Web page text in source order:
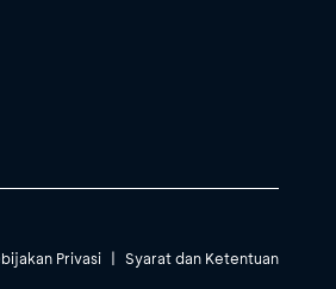
Privasi | Syarat dan Ketentuan